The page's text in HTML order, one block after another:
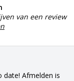
van een review
date! Afmelden is